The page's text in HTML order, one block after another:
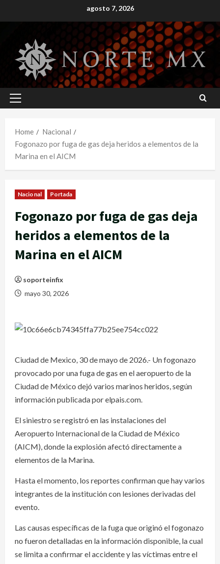
to
agosto 7, 2026
Primary
Home
Nacional
Fogonazo por fuga de gas deja heridos a elementos de la
Marina en el AICM
Nacional Portada
Fogonazo por fuga de gas deja
heridos a elementos de la
Marina en el AICM
soporteinfix
mayo 30, 2026
Ciudad de Mexico, 30 de mayo de 2026.- Un fogonazo
provocado por una fuga de gas en el aeropuerto de la
Ciudad de México dejó varios marinos heridos, según
información publicada por elpais.com.
El siniestro se registró en las instalaciones del
Aeropuerto Internacional de la Ciudad de México
(AICM), donde la explosión afectó directamente a
elementos de la Marina.
Hasta el momento, los reportes confirman que hay varios
integrantes de la institución con lesiones derivadas del
evento.
Las causas específicas de la fuga que originó el fogonazo
no fueron detalladas en la información disponible, la cual
se limita a confirmar el accidente y las víctimas entre el